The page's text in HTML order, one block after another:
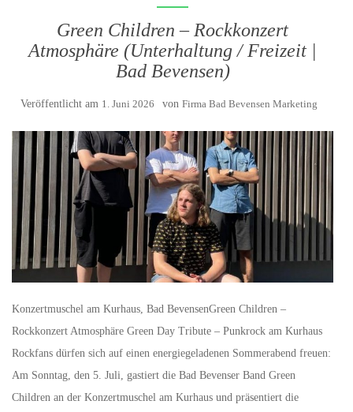
Green Children – Rockkonzert
Atmosphäre (Unterhaltung / Freizeit |
Bad Bevensen)
Veröffentlicht am 1. Juni 2026 von Firma Bad Bevensen Marketing
Konzertmuschel am Kurhaus, Bad BevensenGreen Children –
Rockkonzert Atmosphäre Green Day Tribute – Punkrock am Kurhaus
Rockfans dürfen sich auf einen energiegeladenen Sommerabend freuen:
Am Sonntag, den 5. Juli, gastiert die Bad Bevenser Band Green
Children an der Konzertmuschel am Kurhaus und präsentiert die